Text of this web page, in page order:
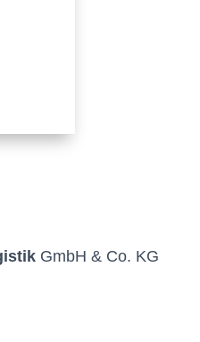
GmbH & Co. KG